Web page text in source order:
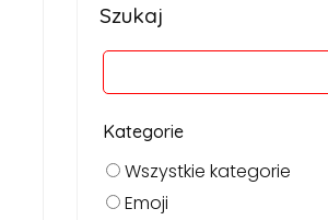
Szukaj
Kategorie
Wszystkie kategorie
Emoji